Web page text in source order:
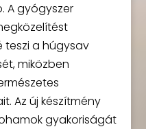
A gyógyszer
teszi a húgysav
miközben
Az új készítmény
gyakoriságát